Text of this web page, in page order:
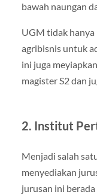
bawah naungan
UGM tidak
agribisnis untuk
ini juga
magister S2 dan
2. Institut
Menjadi salah
menyediakan
jurusan ini